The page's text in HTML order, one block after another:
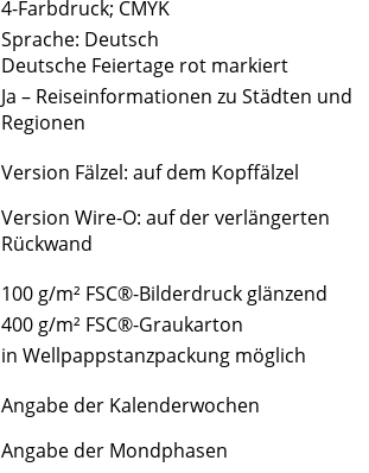
4-Farbdruck; CMYK
Sprache: Deutsch
Deutsche Feiertage rot markiert
Ja – Reiseinformationen zu Städten und
Regionen
Version Fälzel: auf dem Kopffälzel
Version Wire-O: auf der verlängerten
Rückwand
100 g/m² FSC®-Bilderdruck glänzend
400 g/m² FSC®-Graukarton
in Wellpappstanzpackung möglich
Angabe der Kalenderwochen
Angabe der Mondphasen